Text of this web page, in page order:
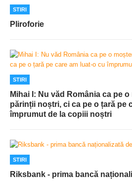
STIRI
Pliroforie
STIRI
Mihai I: Nu văd România ca pe
părinții noștri, ci ca pe o țară pe
împrumut de la copiii noștri
STIRI
Riksbank - prima bancă